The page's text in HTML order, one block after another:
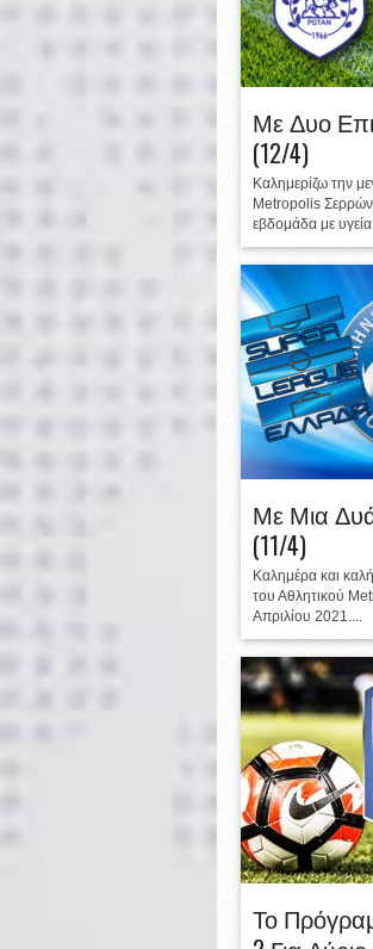
Με Δυο
(12/4)
Καλημερίζω την
Metropolis
εβδομάδα με
Με Μια
(11/4)
Καλημέρα και
του Αθλητικού
Απριλίου 2021....
Το